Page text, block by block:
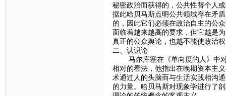
秘密政治而获得的，公共性替个人
据此哈贝马斯点明公共领域存在矛
的，因此它们必须在政治自主的公
面临着越来越高的要求，但它越是
真正的公众舆论，也越不能使政治
二、认识论
马尔库塞在《单向度的人》中对
相对的看法，他指出在晚期资本主
术通过人的头脑而与生活实践相沟
的力量。哈贝马斯对现象学进行了